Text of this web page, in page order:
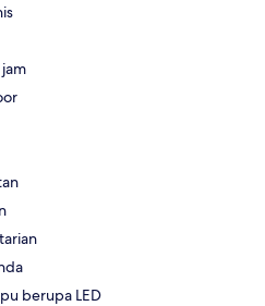
berupa LED